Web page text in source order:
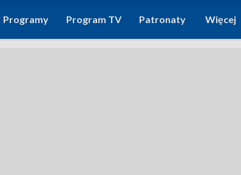
Programy Program TV Patronaty Więcej